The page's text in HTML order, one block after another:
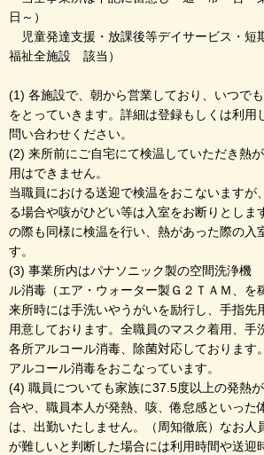
日～）
児童発達支援・放課後等デイサービス・
福祉全施設 該当）
(1) 各施設で、朝から営業しており、いつで
をとっていきます。詳細は登録もしくは利用
問い合わせください。
(2) 来所前にご自宅にて検温していただき熱
用はできません。
当職員における送迎で検温をおこないますが
る場合や咳がひどい等は入室をお断りとしま
の際も同様に検温を行い、熱があった際の入
す。
(3) 事業所内はパナソニック製の空間洗浄機
ル消毒（エア・ウォーター製Ｇ２ＴＡＭ、を
来所時には手洗いやうがいを励行し、手指先
用意しております。全職員のマスク着用、手
各所アルコール消毒、除菌対応しております
アルコール消毒をおこなっています。
(4) 職員についても家族に37.5度以上の発熱
合や、職員本人が発熱、咳、倦怠感といった
は、出勤いたしません。（周知徹底）なお人
が難しいと判断した場合には利用時間や送迎